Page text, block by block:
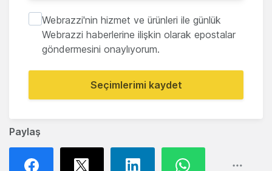
Paylaş
Webrazzi'nin hizmet ve ürünleri ile günlük
Webrazzi haberlerine ilişkin olarak epostalar
göndermesini onaylıyorum.
Seçimlerimi kaydet